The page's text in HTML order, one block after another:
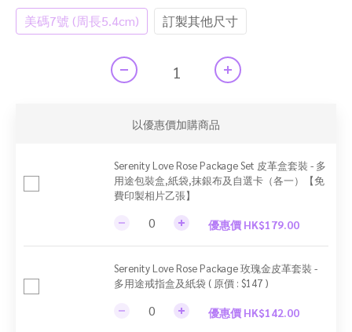
美碼7號 (周長5.4cm) 訂製其他尺寸
以優惠價加購商品
Serenity Love Rose Package Set 皮革盒套裝 - 多
用途包裝盒,紙袋,抹銀布及自選卡（各一）【免
費印製相片乙張】
優惠價 HK$179.00
Serenity Love Rose Package 玫瑰金皮革套裝 -
多用途戒指盒及紙袋 ( 原價 : $147 )
優惠價 HK$142.00